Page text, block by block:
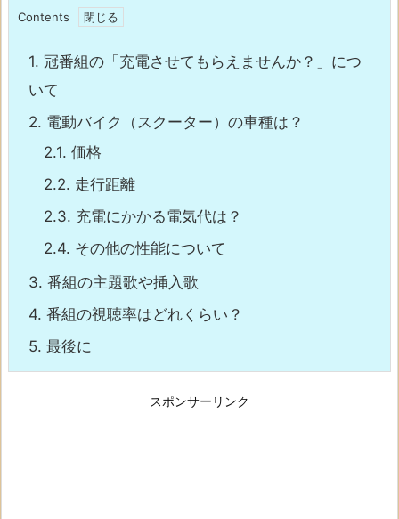
Contents
1. 冠番組の「充電させてもらえませんか？」につ
いて
2. 電動バイク（スクーター）の車種は？
2.1. 価格
2.2. 走行距離
2.3. 充電にかかる電気代は？
2.4. その他の性能について
3. 番組の主題歌や挿入歌
4. 番組の視聴率はどれくらい？
5. 最後に
スポンサーリンク